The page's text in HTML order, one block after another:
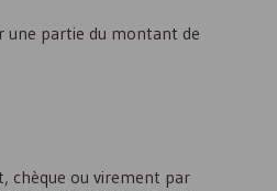
une partie du montant de
chèque ou virement par